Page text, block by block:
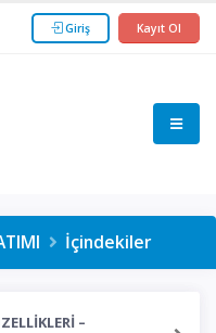
Giriş Kayıt Ol
İçindekiler
–